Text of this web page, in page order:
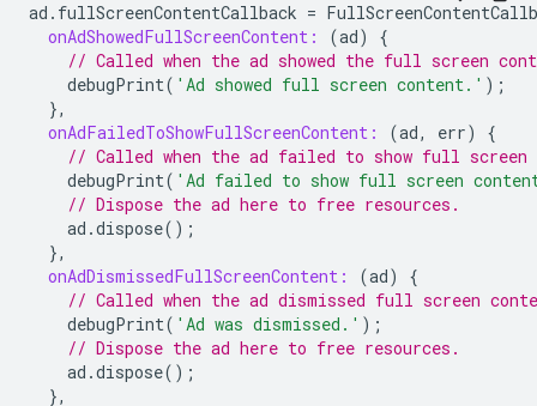
ad . fullScreenContentCallback =
onAdShowedFullScreenContent:
(ad)
{
// Called when the ad showed the full screen
debugPrint( 'Ad showed full screen content.' );
},
onAdFailedToShowFullScreenContent:
(ad, err)
{
// Called when the ad failed to show full screen
debugPrint( 'Ad failed to show full screen
// Dispose the ad here to free resources.
ad .dispose();
},
onAdDismissedFullScreenContent:
(ad)
{
// Called when the ad dismissed full screen
debugPrint( 'Ad was dismissed.' );
// Dispose the ad here to free resources.
ad .dispose();
},